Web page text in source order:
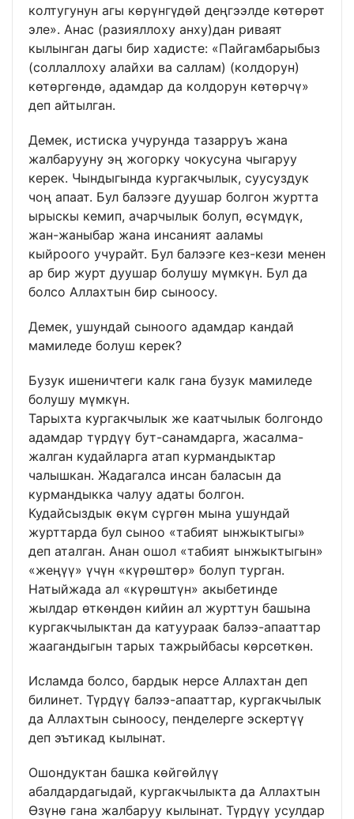
колтугунун агы көрүнгүдөй деңгээлде көтөрөт
эле». Анас (разияллоху анху)дан риваят
кылынган дагы бир хадисте: «Пайгамбарыбыз
(соллаллоху алайхи ва саллам) (колдорун)
көтөргөндө, адамдар да колдорун көтөрчү»
деп айтылган.
Демек, истиска учурунда тазарруъ жана
жалбарууну эң жогорку чокусуна чыгаруу
керек. Чындыгында кургакчылык, суусуздук
чоң апаат. Бул балээге дуушар болгон журтта
ырыскы кемип, ачарчылык болуп, өсүмдүк,
жан-жаныбар жана инсаният ааламы
кыйроого учурайт. Бул балээге кез-кези менен
ар бир журт дуушар болушу мүмкүн. Бул да
болсо Аллахтын бир сыноосу.
Демек, ушундай сыноого адамдар кандай
мамиледе болуш керек?
Бузук ишеничтеги калк гана бузук мамиледе
болушу мүмкүн.
Тарыхта кургакчылык же каатчылык болгондо
адамдар түрдүү бут-санамдарга, жасалма-
жалган кудайларга атап курмандыктар
чалышкан. Жадагалса инсан баласын да
курмандыкка чалуу адаты болгон.
Кудайсыздык өкүм сүргөн мына ушундай
журттарда бул сыноо «табият ынжыктыгы»
деп аталган. Анан ошол «табият ынжыктыгын»
«жеңүү» үчүн «күрөштөр» болуп турган.
Натыйжада ал «күрөштүн» акыбетинде
жылдар өткөндөн кийин ал журттун башына
кургакчылыктан да катуураак балээ-апааттар
жаагандыгын тарых тажрыйбасы көрсөткөн.
Исламда болсо, бардык нерсе Аллахтан деп
билинет. Түрдүү балээ-апааттар, кургакчылык
да Аллахтын сыноосу, пенделерге эскертүү
деп эътикад кылынат.
Ошондуктан башка көйгөйлүү
абалдардагыдай, кургакчылыкта да Аллахтын
Өзүнө гана жалбаруу кылынат. Түрдүү усулдар